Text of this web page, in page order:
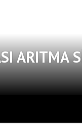
ARITMA